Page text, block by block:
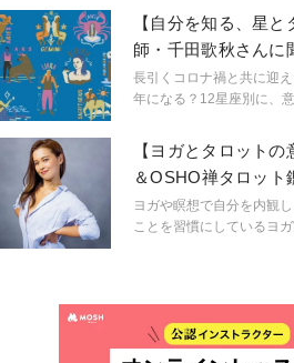
幸せを引き寄せてみません
【自分を知る、星
師・千田歌秋さんに
快適に過ごすコツ
長引くコロナ禍と共に迎
年になる？12星座別に、
【ヨガとタロット
＆OSHO禅タロット
活用術とは？
ヨガや瞑想で自分を内観
ことを習慣にしているヨ
てしまうことは少なくあ
ー・ヨギーニに向けて、